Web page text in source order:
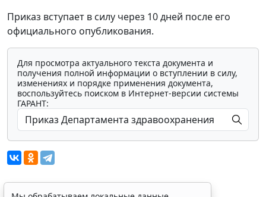
Приказ вступает в силу через 10 дней после его
официального опубликования.
Для просмотра актуального текста документа и
получения полной информации о вступлении в силу,
изменениях и порядке применения документа,
воспользуйтесь поиском в Интернет-версии системы
ГАРАНТ: